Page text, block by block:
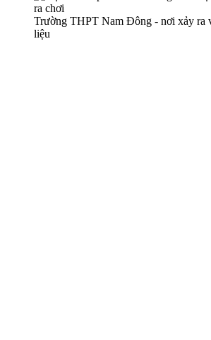
Trường THPT Nam Đông - nơi xảy ra
liệu